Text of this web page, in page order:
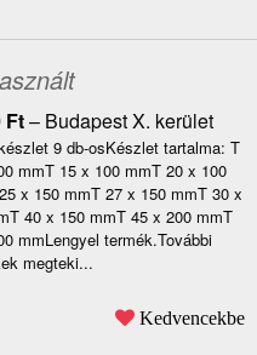
Ft– Budapest X. kerület
9 db-osKészlet tartalma: T
mmT 15 x 100 mmT 20 x 100
x 150 mmT 27 x 150 mmT 30 x
40 x 150 mmT 45 x 200 mmT
mmLengyel termék.További
megteki...
Kedvencekbe